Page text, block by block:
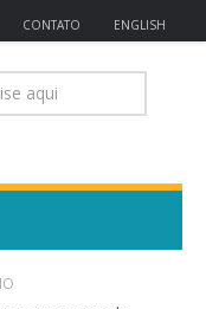
CONTATO ENGLISH